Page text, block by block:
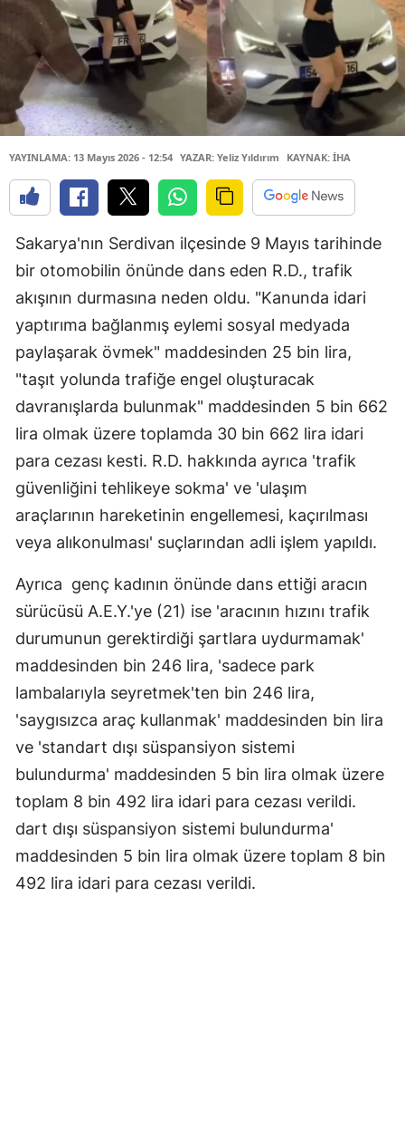
YAYINLAMA: 13 Mayıs 2026 - 12:54 YAZAR: Yeliz Yıldırım KAYNAK: İHA
Sakarya'nın Serdivan ilçesinde 9 Mayıs tarihinde
bir otomobilin önünde dans eden R.D., trafik
akışının durmasına neden oldu. "Kanunda idari
yaptırıma bağlanmış eylemi sosyal medyada
paylaşarak övmek" maddesinden 25 bin lira,
"taşıt yolunda trafiğe engel oluşturacak
davranışlarda bulunmak" maddesinden 5 bin 662
lira olmak üzere toplamda 30 bin 662 lira idari
para cezası kesti. R.D. hakkında ayrıca 'trafik
güvenliğini tehlikeye sokma' ve 'ulaşım
araçlarının hareketinin engellemesi, kaçırılması
veya alıkonulması' suçlarından adli işlem yapıldı.
Ayrıca genç kadının önünde dans ettiği aracın
sürücüsü A.E.Y.'ye (21) ise 'aracının hızını trafik
durumunun gerektirdiği şartlara uydurmamak'
maddesinden bin 246 lira, 'sadece park
lambalarıyla seyretmek'ten bin 246 lira,
'saygısızca araç kullanmak' maddesinden bin lira
ve 'standart dışı süspansiyon sistemi
bulundurma' maddesinden 5 bin lira olmak üzere
toplam 8 bin 492 lira idari para cezası verildi.
dart dışı süspansiyon sistemi bulundurma'
maddesinden 5 bin lira olmak üzere toplam 8 bin
492 lira idari para cezası verildi.